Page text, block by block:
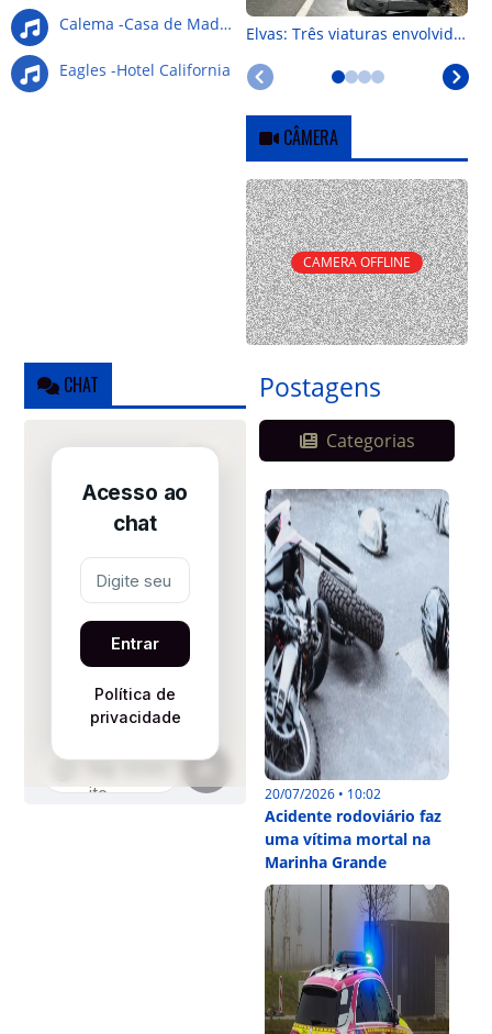
Calema -Casa de Madeira
Eagles -Hotel California
Elvas: Três viaturas envolvidas em colisão na Nacional 4
CÂMERA
CAMERA OFFLINE
CHAT Postagens
Categorias
20/07/2026 • 10:02
Acidente rodoviário faz
uma vítima mortal na
Marinha Grande